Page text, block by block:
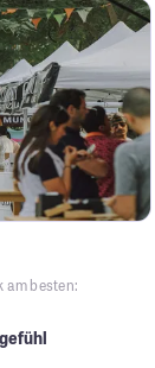
am besten: